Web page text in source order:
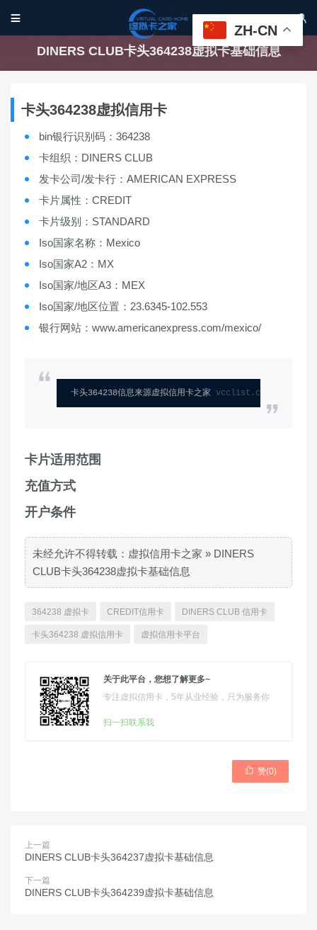
 
DINERS CLUB卡头364238虚拟卡基础信息
卡头364238虚拟信用卡
bin银行识别码：364238
卡组织：DINERS CLUB
发卡公司/发卡行：AMERICAN EXPRESS
卡片属性：CREDIT
卡片级别：STANDARD
Iso国家名称：Mexico
Iso国家A2：MX
Iso国家/地区A3：MEX
Iso国家/地区位置：23.6345-102.553
银行网站：www.americanexpress.com/mexico/
卡头364238信息来源虚拟信用卡之家 vcclist.com
卡片适用范围
充值方式
开户条件
未经允许不得转载： 虚拟信用卡之家 » DINERS
CLUB卡头364238虚拟卡基础信息
364238 虚拟卡 CREDIT信用卡 DINERS CLUB 信用卡
卡头364238 虚拟信用卡 虚拟信用卡平台
关于此平台，您想了解更多~
专注虚拟信用卡，5年从业经验，只为服务你
扫一扫联系我
 赞(0)
上一篇
DINERS CLUB卡头364237虚拟卡基础信息
下一篇
DINERS CLUB卡头364239虚拟卡基础信息
ZH-CN